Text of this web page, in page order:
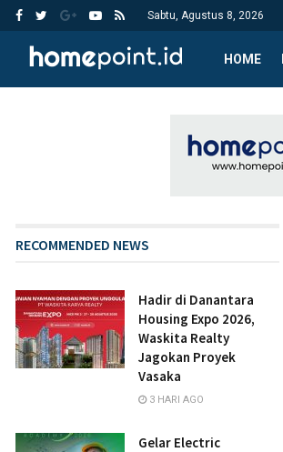
Sabtu, Agustus 8, 2026
HOME
RECOMMENDED NEWS
Hadir di Danantara
Housing Expo 2026,
Waskita Realty
Jagokan Proyek
Vasaka
3 HARI AGO
Gelar Electric